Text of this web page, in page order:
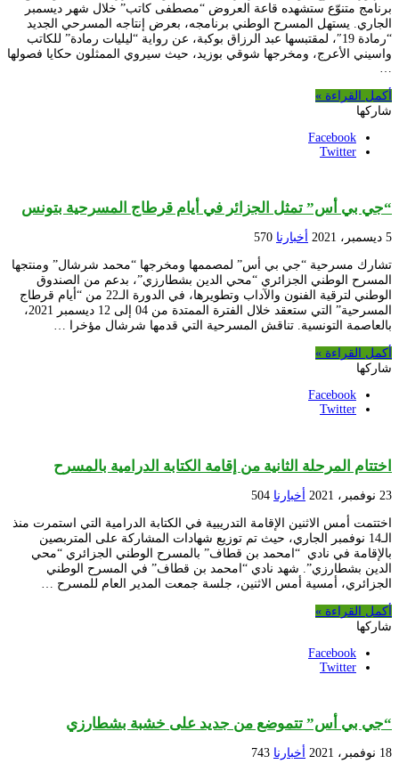
برنامج متنوّع ستشهده قاعة العروض “مصطفى كاتب” خلال شهر ديسمبر
الجاري. يستهل المسرح الوطني برنامجه، بعرض إنتاجه المسرحي الجديد
“رمادة 19″، لمقتبسها عبد الرزاق بوكبة، عن رواية “ليليات رمادة” للكاتب
واسيني الأعرج، ومخرجها شوقي بوزيد، حيث سيروي الممثلون حكايا فصولها
…
أكمل القراءة »
شاركها
Facebook
Twitter
“جي بي أس” تمثل الجزائر في أيام قرطاج المسرحية بتونس
5 ديسمبر، 2021 أخبارنا 570
تشارك مسرحية “جي بي أس” لمصممها ومخرجها “محمد شرشال” ومنتجها
المسرح الوطني الجزائري “محي الدين بشطارزي”، بدعم من الصندوق
الوطني لترقية الفنون والآداب وتطويرها، في الدورة الـ22 من “أيام قرطاج
المسرحية” التي ستعقد خلال الفترة الممتدة من 04 إلى 12 ديسمبر 2021،
بالعاصمة التونسية. تناقش المسرحية التي قدمها شرشال مؤخرا …
أكمل القراءة »
شاركها
Facebook
Twitter
اختتام المرحلة الثانية من إقامة الكتابة الدرامية بالمسرح
23 نوفمبر، 2021 أخبارنا 504
اختتمت أمس الاثنين الإقامة التدريبية في الكتابة الدرامية التي استمرت منذ
الـ14 نوفمبر الجاري، حيث تم توزيع شهادات المشاركة على المتربصين
بالإقامة في نادي “امحمد بن قطاف” بالمسرح الوطني الجزائري “محي
الدين بشطارزي”. شهد نادي “امحمد بن قطاف” في المسرح الوطني
الجزائري، أمسية أمس الاثنين، جلسة جمعت المدير العام للمسرح …
أكمل القراءة »
شاركها
Facebook
Twitter
“جي بي أس” تتموضع من جديد على خشبة بشطارزي
18 نوفمبر، 2021 أخبارنا 743